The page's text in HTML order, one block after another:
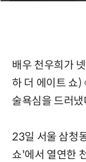
배우 천우희가
하 더 에이트 쇼)
술욕심을 드러냈
23일 서울 삼청
쇼'에서 열연한